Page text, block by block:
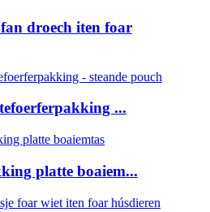
droech iten foar
...
platte boaiem...